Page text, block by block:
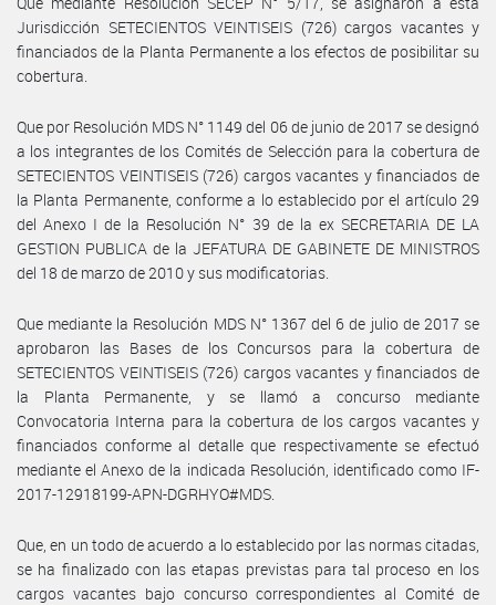
Jurisdicción SETECIENTOS VEINTISEIS (726) cargos vacantes y
financiados de la Planta Permanente a los efectos de posibilitar su
cobertura.
Que por Resolución MDS N° 1149 del 06 de junio de 2017 se designó
a los integrantes de los Comités de Selección para la cobertura de
SETECIENTOS VEINTISEIS (726) cargos vacantes y financiados de
la Planta Permanente, conforme a lo establecido por el artículo 29
del Anexo I de la Resolución N° 39 de la ex SECRETARIA DE LA
GESTION PUBLICA de la JEFATURA DE GABINETE DE MINISTROS
del 18 de marzo de 2010 y sus modificatorias.
Que mediante la Resolución MDS N° 1367 del 6 de julio de 2017 se
aprobaron las Bases de los Concursos para la cobertura de
SETECIENTOS VEINTISEIS (726) cargos vacantes y financiados de
la Planta Permanente, y se llamó a concurso mediante
Convocatoria Interna para la cobertura de los cargos vacantes y
financiados conforme al detalle que respectivamente se efectuó
mediante el Anexo de la indicada Resolución, identificado como IF-
2017-12918199-APN-DGRHYO#MDS.
Que, en un todo de acuerdo a lo establecido por las normas citadas,
se ha finalizado con las etapas previstas para tal proceso en los
cargos vacantes bajo concurso correspondientes al Comité de